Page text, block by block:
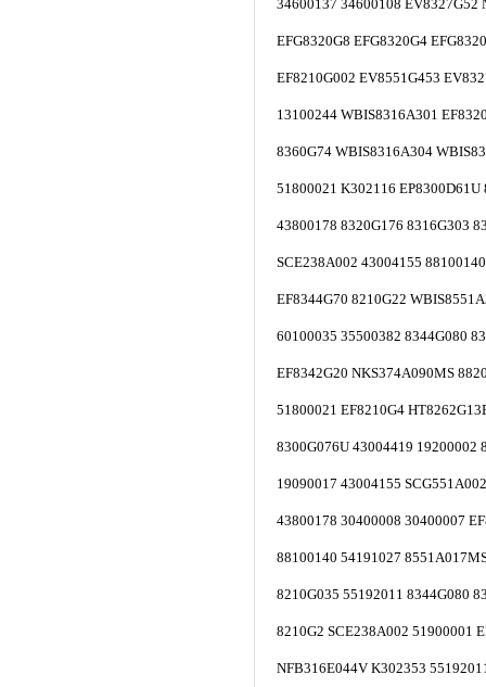
34600137 34600108 EV8327G52
EFG8320G8 EFG8320G4
EF8210G002 EV8551G453
13100244 WBIS8316A301
8360G74 WBIS8316A304
51800021 K302116 EP8300D61U
43800178 8320G176 8316G303
SCE238A002 43004155
EF8344G70 8210G22
60100035 35500382 8344G080
EF8342G20 NKS374A090MS
51800021 EF8210G4
8300G076U 43004419 19200002
19090017 43004155
43800178 30400008 30400007
88100140 54191027
8210G035 55192011 8344G080
8210G2 SCE238A002 51900001
NFB316E044V K302353